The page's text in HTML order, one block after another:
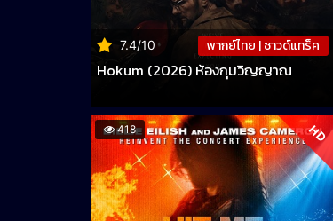
7.4/10 พากย์ไทย | ซาวด์แทร็ค
Hokum (2026) ห้องกุมวิญญาณ
418 HD